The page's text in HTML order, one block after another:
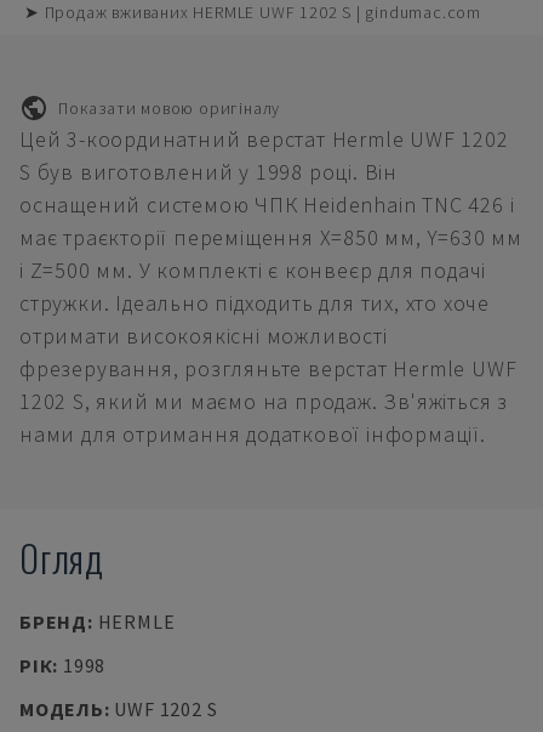
➤ Продаж вживаних HERMLE UWF 1202 S | gindumac.com
Показати мовою оригіналу
Цей 3-координатний верстат Hermle UWF 1202
S був виготовлений у 1998 році. Він
оснащений системою ЧПК Heidenhain TNC 426 і
має траєкторії переміщення X=850 мм, Y=630 мм
і Z=500 мм. У комплекті є конвеєр для подачі
стружки. Ідеально підходить для тих, хто хоче
отримати високоякісні можливості
фрезерування, розгляньте верстат Hermle UWF
1202 S, який ми маємо на продаж. Зв'яжіться з
нами для отримання додаткової інформації.
Огляд
БРЕНД: HERMLE
РІК: 1998
МОДЕЛЬ: UWF 1202 S